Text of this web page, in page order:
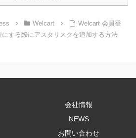
Welcart
Welcart 会員登
する際にアスタリスクを追加する方法
会社情報
NEWS
お問い合わせ